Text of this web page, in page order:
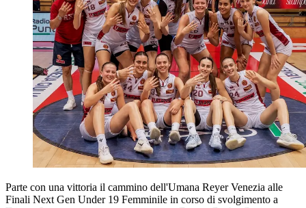
Parte con una vittoria il cammino dell'Umana Reyer Venezia alle
Finali Next Gen Under 19 Femminile in corso di svolgimento a